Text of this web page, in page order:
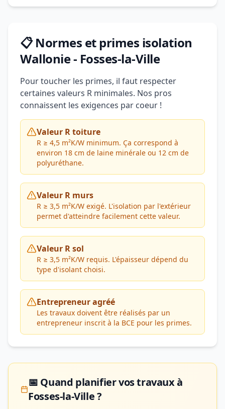
📋 Normes et primes isolation
Wallonie - Fosses-la-Ville
Pour toucher les primes, il faut respecter
certaines valeurs R minimales. Nos pros
connaissent les exigences par coeur !
Valeur R toiture
R ≥ 4,5 m²K/W minimum. Ça correspond à
environ 18 cm de laine minérale ou 12 cm de
polyuréthane.
Valeur R murs
R ≥ 3,5 m²K/W exigé. L'isolation par l'extérieur
permet d'atteindre facilement cette valeur.
Valeur R sol
R ≥ 3,5 m²K/W requis. L'épaisseur dépend du
type d'isolant choisi.
Entrepreneur agréé
Les travaux doivent être réalisés par un
entrepreneur inscrit à la BCE pour les primes.
📅 Quand planifier vos travaux à
Fosses-la-Ville ?